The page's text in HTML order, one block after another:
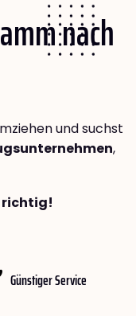
nach
und suchst
,
richtig!
Günstiger Service